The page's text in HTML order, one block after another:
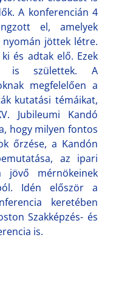
A konferencián 4
el, amelyek
nyomán jöttek létre.
és adtak elő. Ezek
is születtek. A
megfelelően a
kutatási témáikat,
Jubileumi Kandó
hogy milyen fontos
őrzése, a Kandón
az ipari
jövő mérnökeinek
Idén először a
keretében
Szakképzés- és
is.